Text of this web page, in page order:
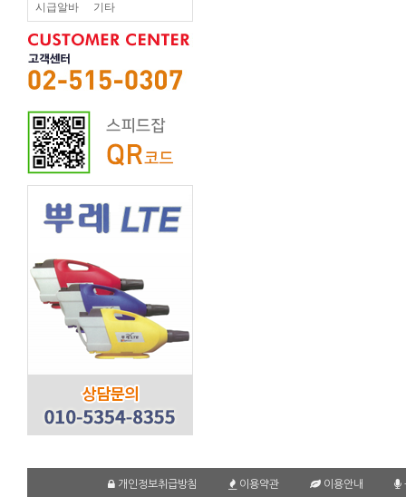
시급알바 기타
개인정보취급방침 이용약관 이용안내